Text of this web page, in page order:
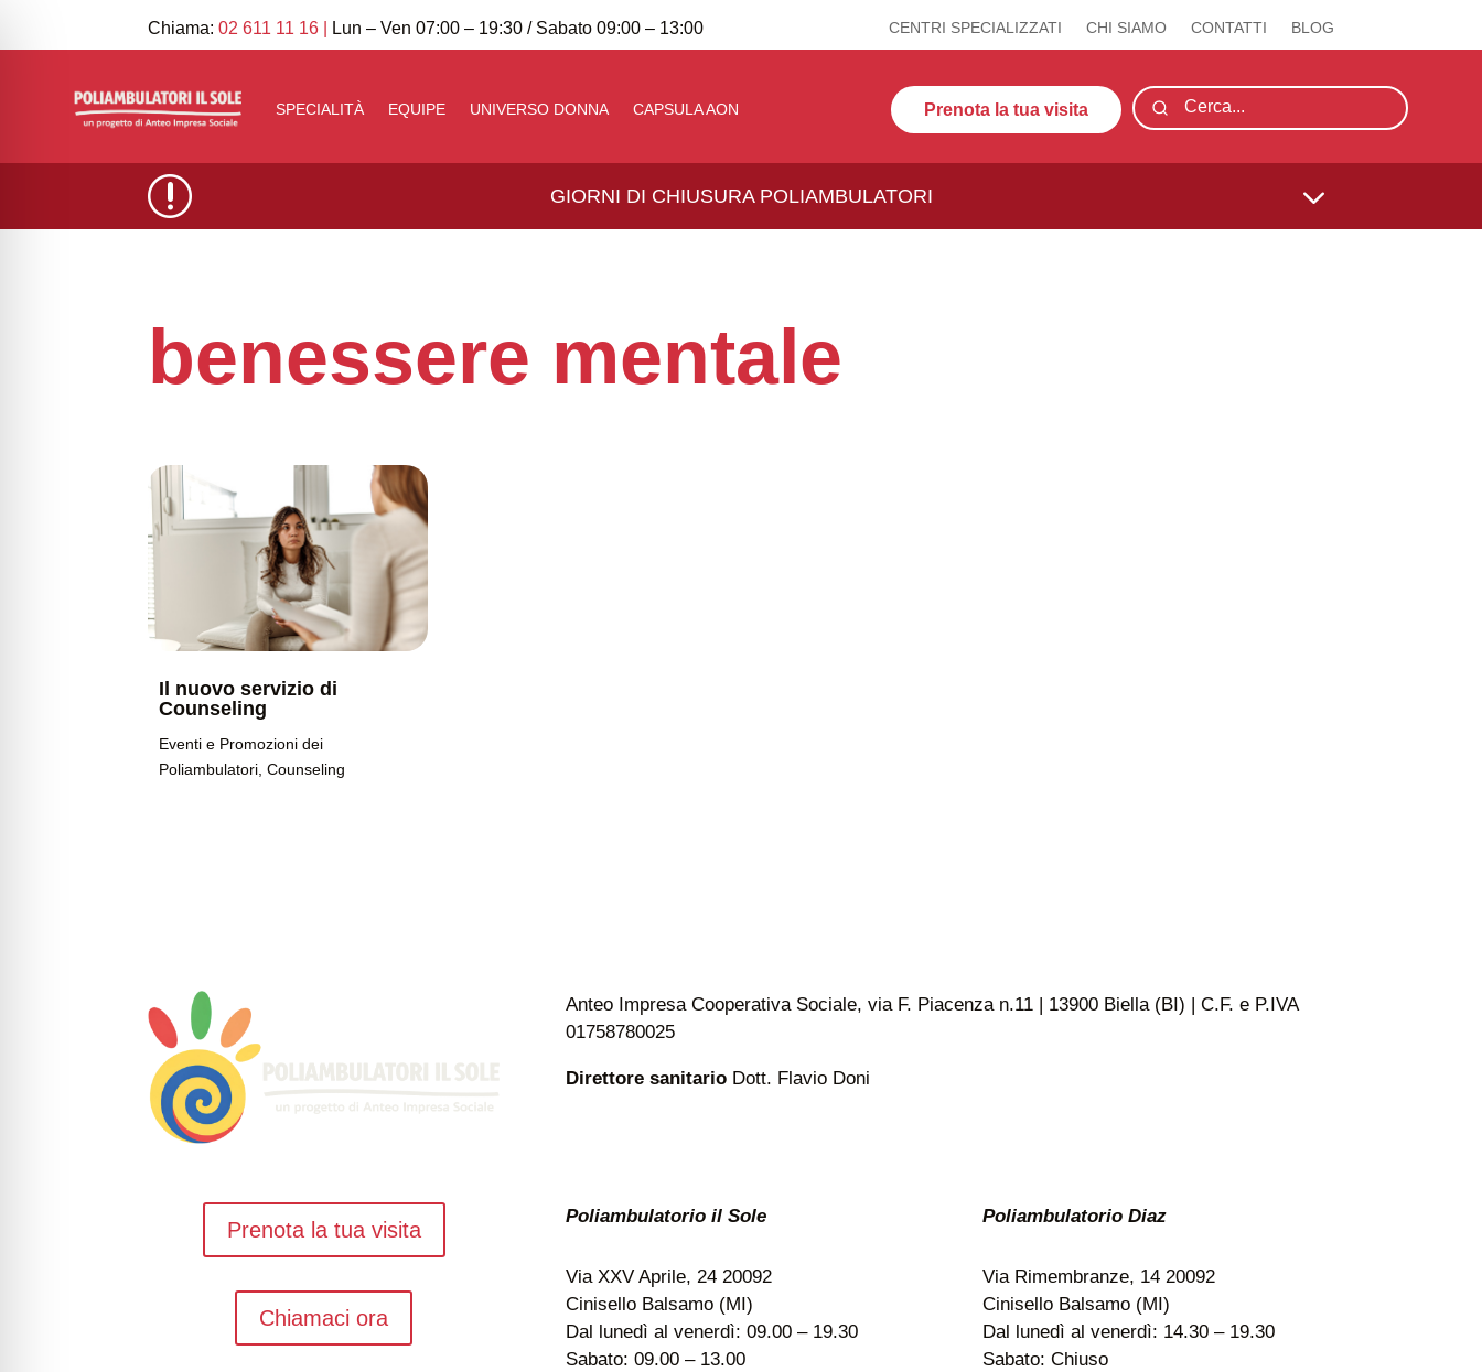
Chiama:02 611 11 16 Lun – Ven 07:00 – 19:30 / Sabato 09:00 – 13:00 CENTRI SPECIALIZZATI CHI SIAMO CONTATTI BLOG
SPECIALITÀ EQUIPE UNIVERSO DONNA CAPSULA AON Prenota la tua visita
r GIORNI DI CHIUSURA POLIAMBULATORI 3
benessere mentale
Il nuovo servizio di
Counseling
Eventi e Promozioni dei
Poliambulatori, Counseling
Anteo Impresa Cooperativa Sociale, via F. Piacenza n.11 | 13900 Biella (BI) | C.F. e P.IVA
01758780025
Direttore sanitario Dott. Flavio Doni
Prenota la tua visita
Chiamaci ora
Poliambulatorio il Sole
Via XXV Aprile, 24 20092
Cinisello Balsamo (MI)
Dal lunedì al venerdì: 09.00 – 19.30
Sabato: 09.00 – 13.00
Poliambulatorio Diaz
Via Rimembranze, 14 20092
Cinisello Balsamo (MI)
Dal lunedì al venerdì: 14.30 – 19.30
Sabato: Chiuso